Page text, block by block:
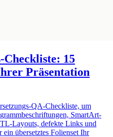
Checkliste: 15
Präsentation
QA-Checkliste, um
SmartArt-
Layouts, defekte Links und
übersetztes Folienset Ihr